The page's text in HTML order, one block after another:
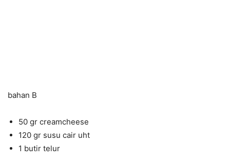
bahan B
50 gr creamcheese
120 gr susu cair uht
1 butir telur